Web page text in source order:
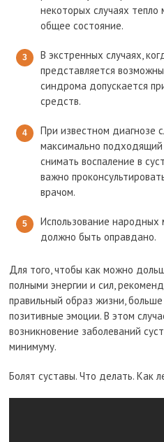
некоторых случаях тепло
общее состояние.
В экстренных случаях,
представляется
синдрома допускается
средств.
При известном диагнозе
максимально
снимать воспаление в
важно
врачом.
Использование народных
должно быть оправдано.
Для того, чтобы как можно
полными энергии и сил,
правильный образ жизни, больше
позитивные эмоции. В этом
возникновение заболеваний
минимуму.
Болят суставы. Что делать. Как